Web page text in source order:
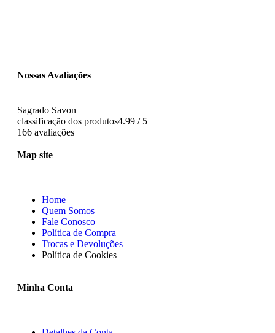
Nossas Avaliações
Sagrado Savon
classificação dos produtos4.99 / 5
166 avaliações
Map site
Home
Quem Somos
Fale Conosco
Política de Compra
Trocas e Devoluções
Política de Cookies
Minha Conta